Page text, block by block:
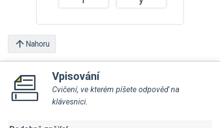
Nahoru
Vpisování
Cvičení, ve kterém píšete odpověď na
klávesnici.